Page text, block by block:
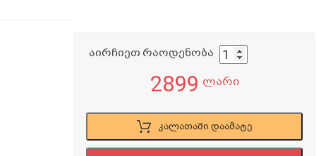
აირჩიეთ რაოდენობა
2899 ლარი
კალათაში დაამატე